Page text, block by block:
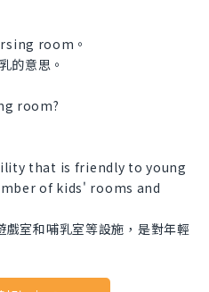
room。
的意思。
room?
that is friendly to young
of kids' rooms and
戲室和哺乳室等設施，是對年輕